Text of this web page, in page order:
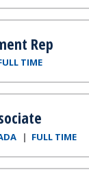
Rep
TIME
FULL TIME